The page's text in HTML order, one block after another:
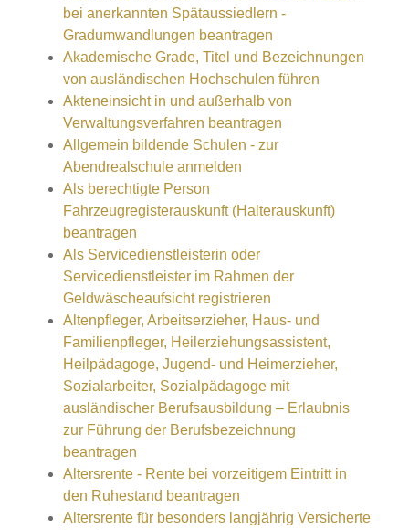
bei anerkannten Spätaussiedlern -
Gradumwandlungen beantragen
Akademische Grade, Titel und Bezeichnungen
von ausländischen Hochschulen führen
Akteneinsicht in und außerhalb von
Verwaltungsverfahren beantragen
Allgemein bildende Schulen - zur
Abendrealschule anmelden
Als berechtigte Person
Fahrzeugregisterauskunft (Halterauskunft)
beantragen
Als Servicedienstleisterin oder
Servicedienstleister im Rahmen der
Geldwäscheaufsicht registrieren
Altenpfleger, Arbeitserzieher, Haus- und
Familienpfleger, Heilerziehungsassistent,
Heilpädagoge, Jugend- und Heimerzieher,
Sozialarbeiter, Sozialpädagoge mit
ausländischer Berufsausbildung – Erlaubnis
zur Führung der Berufsbezeichnung
beantragen
Altersrente - Rente bei vorzeitigem Eintritt in
den Ruhestand beantragen
Altersrente für besonders langjährig Versicherte